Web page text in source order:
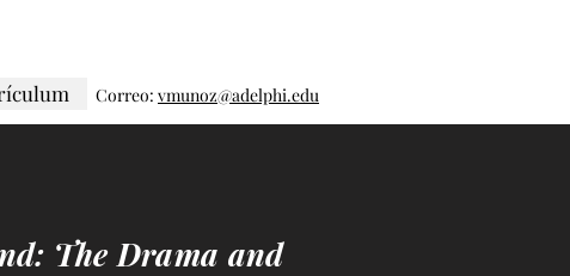
Correo: vmunoz@adelphi.edu
The Drama and